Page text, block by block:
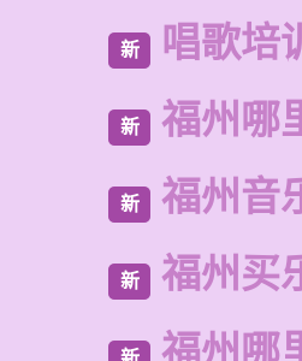
新 唱歌培
新 福州哪
新 福州音
新 福州买
福州哪